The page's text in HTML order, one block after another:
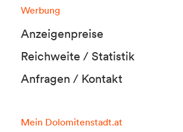
Werbung
Anzeigenpreise
Reichweite / Statistik
Anfragen / Kontakt
Mein Dolomitenstadt.at